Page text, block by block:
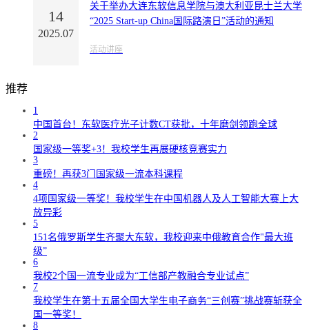
14
2025.07
关于举办大连东软信息学院与澳大利亚昆士兰大学
“2025 Start-up China国际路演日”活动的通知
活动讲座
推荐
1
中国首台！东软医疗光子计数CT获批，十年磨剑领跑全球
2
国家级一等奖+3！我校学生再展硬核竞赛实力
3
重磅！再获3门国家级一流本科课程
4
4项国家级一等奖！我校学生在中国机器人及人工智能大赛上大
放异彩
5
151名俄罗斯学生齐聚大东软，我校迎来中俄教育合作"最大班
级”
6
我校2个国一流专业成为“工信部产教融合专业试点”
7
我校学生在第十五届全国大学生电子商务“三创赛”挑战赛斩获全
国一等奖！
8